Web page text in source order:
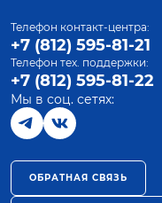
Телефон контакт-центра:
+7 (812) 595-81-21
Телефон тех. поддержки:
+7 (812) 595-81-22
Мы в соц. сетях:
ОБРАТНАЯ СВЯЗЬ